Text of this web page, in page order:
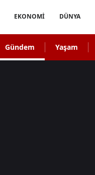
EKONOMİ DÜNYA
Gündem Yaşam